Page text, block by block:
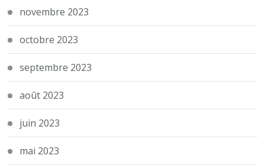
novembre 2023
octobre 2023
septembre 2023
août 2023
juin 2023
mai 2023